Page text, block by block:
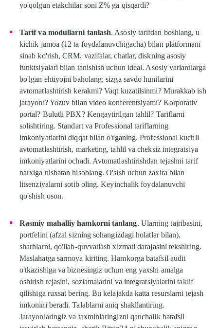
yo'qolgan etakchilar soni Z% ga qisqardi?
Tarif va modullarni tanlash. Asosiy tarifdan boshlang, u
kichik jamoa (12 ta foydalanuvchigacha) bilan platformani
sinab ko'rish, CRM, vazifalar, chatlar, diskning asosiy
funktsiyalari bilan tanishish uchun ideal. Asosiy variantlarga
bo'lgan ehtiyojni baholang: sizga savdo hunilarini
avtomatlashtirish kerakmi? Vaqt kuzatilsinmi? Murakkab ish
jarayoni? Yozuv bilan video konferentsiyami? Korporativ
portal? Bulutli PBX? Kengaytirilgan tahlil? Tariflarni
solishtiring. Standart va Professional tariflarning
imkoniyatlarini diqqat bilan o'rganing. Professional kuchli
avtomatlashtirish, marketing, tahlil va cheksiz integratsiya
imkoniyatlarini ochadi. Avtomatlashtirishdan tejashni tarif
narxiga nisbatan hisoblang. O'sish uchun zaxira bilan
litsenziyalarni sotib oling. Keyinchalik foydalanuvchi
qo'shish oson.
Rasmiy mahalliy hamkorni tanlang. Ularning tajribasini,
portfelini (afzal sizning sohangizdagi holatlar bilan),
sharhlarni, qo'llab-quvvatlash xizmati darajasini tekshiring.
Maslahatga sarmoya kiriting. Hamkorga batafsil audit
o'tkazishiga va biznesingiz uchun eng yaxshi amalga
oshirish rejasini, sozlamalarini va integratsiyalarini taklif
qilishiga ruxsat bering. Bu kelajakda katta resurslarni tejash
imkonini beradi. Talablarni aniq shakllantiring.
Jarayonlaringiz va taxminlaringizni qanchalik batafsil